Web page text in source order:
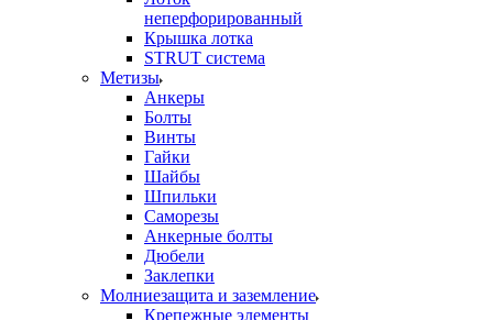
неперфорированный
Крышка лотка
STRUT система
Метизы
Анкеры
Болты
Винты
Гайки
Шайбы
Шпильки
Саморезы
Анкерные болты
Дюбели
Заклепки
Молниезащита и заземление
Крепежные элементы